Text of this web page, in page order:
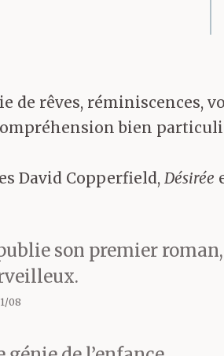
de rêves, réminiscences,
bien
David Copperfield, Désirée
son premier roman,
08